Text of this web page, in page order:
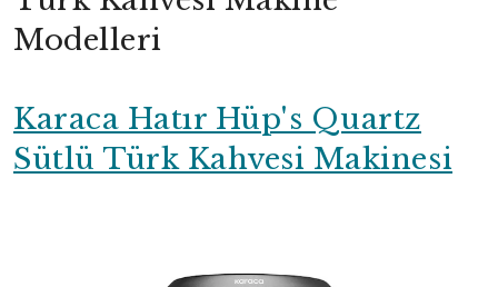
Modelleri
Karaca Hatır Hüp's Quartz
Sütlü Türk Kahvesi Makinesi